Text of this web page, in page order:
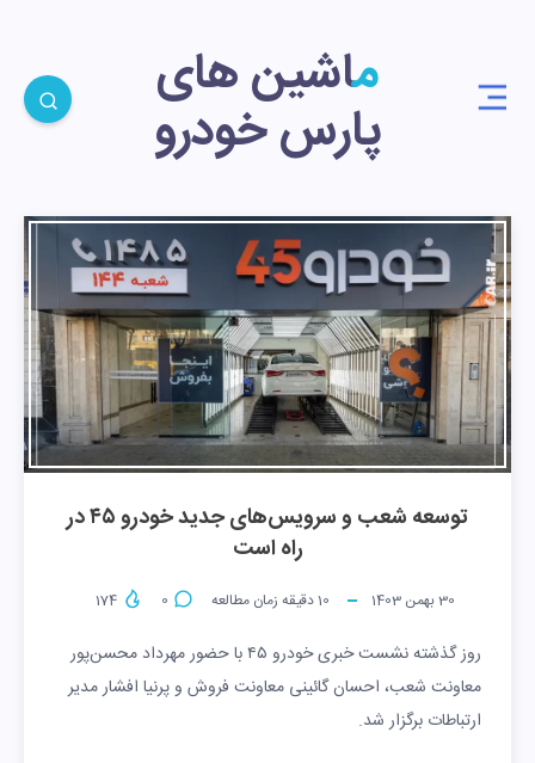
ماشین های
پارس خودرو
توسعه شعب و سرویس‌های جدید خودرو ۴۵ در
راه است
30 بهمن 1403 10دقیقه زمان مطالعه 0
174
روز گذشته نشست خبری خودرو ۴۵ با حضور مهرداد محسن‌پور
معاونت شعب، احسان گائینی معاونت فروش و پرنیا افشار مدیر
ارتباطات برگزار شد.